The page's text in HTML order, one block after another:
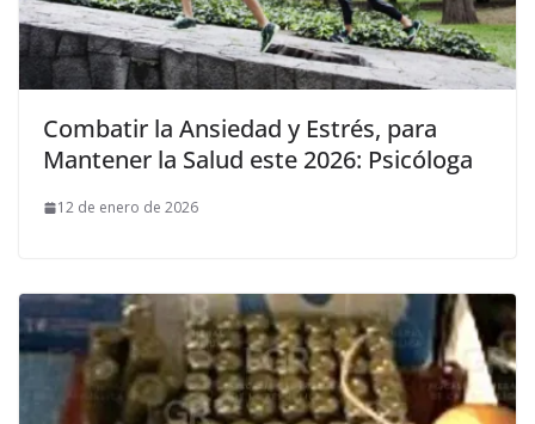
Combatir la Ansiedad y Estrés, para
Mantener la Salud este 2026: Psicóloga
12 de enero de 2026